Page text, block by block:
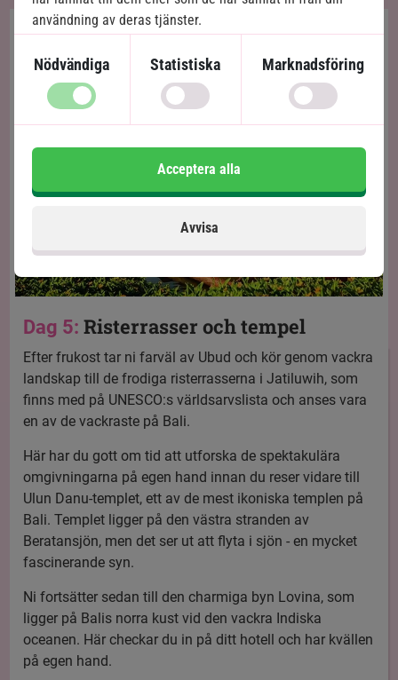
Dag 5:Risterrasser och tempel
Efter frukost tar ni farväl av Ubud och kör genom vackra
landskap till de frodiga risterrasserna i Jatiluwih, som
finns med på UNESCO:s världsarvslista och anses vara
en av de vackraste på Bali.
Här har du gott om tid att utforska de spektakulära
omgivningarna på egen hand innan du reser vidare till
Ulun Danu-templet, ett av de mest ikoniska templen på
Bali. Templet ligger på den västra stranden av
Beratansjön, men det ser ut att flyta i sjön - en mycket
fascinerande syn.
Ni fortsätter sedan till den charmiga byn Lovina, som
ligger på Balis norra kust vid den vackra Indiska
oceanen. Här checkar du in på ditt hotell och har kvällen
på egen hand.
användning av deras tjänster.
Nödvändiga Statistiska Marknadsföring
Avvisa
Acceptera alla